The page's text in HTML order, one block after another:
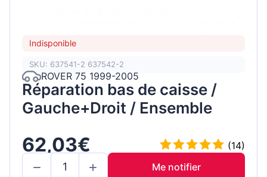
Indisponible
SKU: 637541-2 637542-2
ROVER 75 1999-2005
Réparation bas de caisse /
Gauche+Droit / Ensemble
62,03€
(14)
Me notifier